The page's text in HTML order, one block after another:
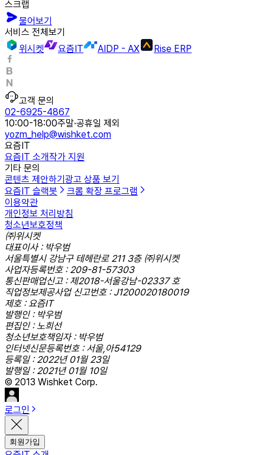
스크랩
물어보기
서비스 전체보기
위시켓
요즘IT AIDP - AX Rise ERP
고객 문의
02-6925-4867
10:00-18:00주말·공휴일 제외
yozm_help@wishket.com
요즘IT
요즘IT 소개작가 지원
기타 문의
콘텐츠 제안하기 광고 상품 보기
요즘IT 슬랙봇
크롬 확장 프로그램
이용약관
개인정보 처리방침
청소년보호정책
㈜위시켓
대표이사 : 박우범
서울특별시 강남구 테헤란로 211 3층 ㈜위시켓
사업자등록번호 : 209-81-57303
통신판매업신고 : 제2018-서울강남-02337 호
직업정보제공사업 신고번호 : J1200020180019
제호 : 요즘IT
발행인 : 박우범
편집인 : 노희선
청소년보호책임자 : 박우범
인터넷신문등록번호 : 서울,아54129
등록일 : 2022년 01월 23일
발행일 : 2021년 01월 10일
© 2013 Wishket Corp.
로그인
회원가입